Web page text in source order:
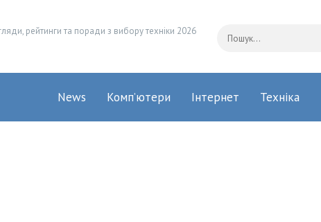
рейтинги та поради з вибору техніки 2026
News Комп’ютери Інтернет Техніка